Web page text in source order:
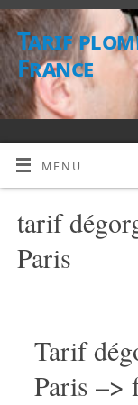
Tarif
France
MENU
tarif
Paris
Tarif
Paris –>